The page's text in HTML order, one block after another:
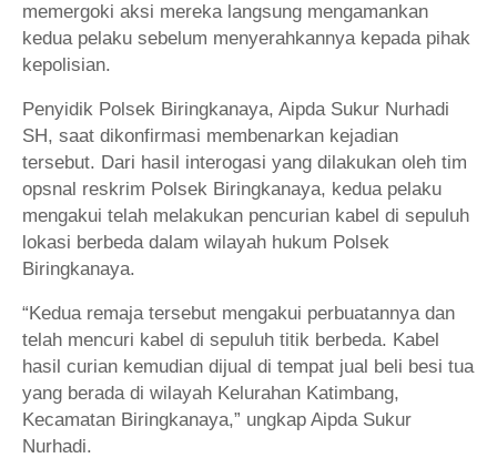
memergoki aksi mereka langsung mengamankan
kedua pelaku sebelum menyerahkannya kepada pihak
kepolisian.
Penyidik Polsek Biringkanaya, Aipda Sukur Nurhadi
SH, saat dikonfirmasi membenarkan kejadian
tersebut. Dari hasil interogasi yang dilakukan oleh tim
opsnal reskrim Polsek Biringkanaya, kedua pelaku
mengakui telah melakukan pencurian kabel di sepuluh
lokasi berbeda dalam wilayah hukum Polsek
Biringkanaya.
“Kedua remaja tersebut mengakui perbuatannya dan
telah mencuri kabel di sepuluh titik berbeda. Kabel
hasil curian kemudian dijual di tempat jual beli besi tua
yang berada di wilayah Kelurahan Katimbang,
Kecamatan Biringkanaya,” ungkap Aipda Sukur
Nurhadi.